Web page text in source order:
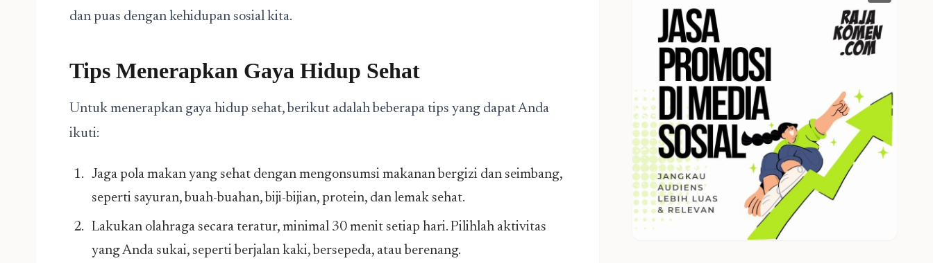
dan puas dengan kehidupan sosial kita.
Tips Menerapkan Gaya Hidup Sehat
Untuk menerapkan gaya hidup sehat, berikut adalah beberapa tips yang dapat Anda
ikuti:
Jaga pola makan yang sehat dengan mengonsumsi makanan bergizi dan seimbang,
seperti sayuran, buah-buahan, biji-bijian, protein, dan lemak sehat.
Lakukan olahraga secara teratur, minimal 30 menit setiap hari. Pilihlah aktivitas
yang Anda sukai, seperti berjalan kaki, bersepeda, atau berenang.